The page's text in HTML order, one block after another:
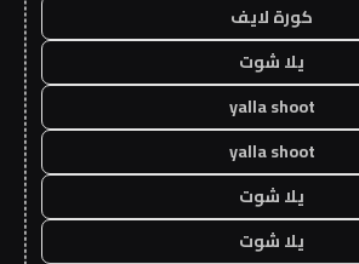
كورة لايف
يلا شوت
yalla shoot
yalla shoot
يلا شوت
يلا شوت